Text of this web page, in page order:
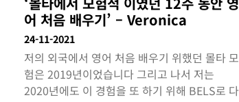
어 처음 배우기’ – Veronica
24-11-2021
저의 외국에서 영어 처음 배우기 위했던 몰타 모
험은 2019년이었습니다 그리고 나서 저는
2020년에도 이 경험을 또 하기 위해 BELS로 다